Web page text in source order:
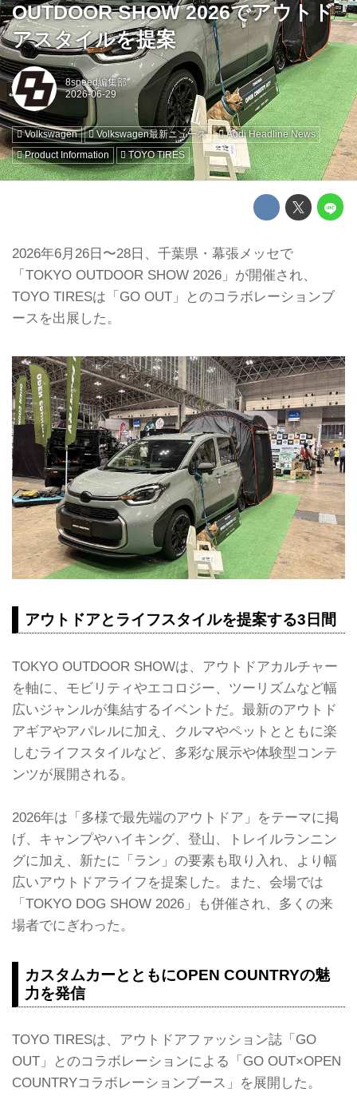
OUTDOOR SHOW 2026でアウトド
アスタイルを提案
8speed編集部
Volkswagen Volkswagen最新ニュース
Audi Headline News
Product Information
TOYO TIRES
2026年6月26日〜28日、千葉県・幕張メッセで
「TOKYO OUTDOOR SHOW 2026」が開催され、
TOYO TIRESは「GO OUT」とのコラボレーションブ
ースを出展した。
アウトドアとライフスタイルを提案する3日間
TOKYO OUTDOOR SHOWは、アウトドアカルチャー
を軸に、モビリティやエコロジー、ツーリズムなど幅
広いジャンルが集結するイベントだ。最新のアウトド
アギアやアパレルに加え、クルマやペットとともに楽
しむライフスタイルなど、多彩な展示や体験型コンテ
ンツが展開される。
2026年は「多様で最先端のアウトドア」をテーマに掲
げ、キャンプやハイキング、登山、トレイルランニン
グに加え、新たに「ラン」の要素も取り入れ、より幅
広いアウトドアライフを提案した。また、会場では
「TOKYO DOG SHOW 2026」も併催され、多くの来
場者でにぎわった。
カスタムカーとともにOPEN COUNTRYの魅
力を発信
TOYO TIRESは、アウトドアファッション誌「GO
OUT」とのコラボレーションによる「GO OUT×OPEN
COUNTRYコラボレーションブース」を展開した。